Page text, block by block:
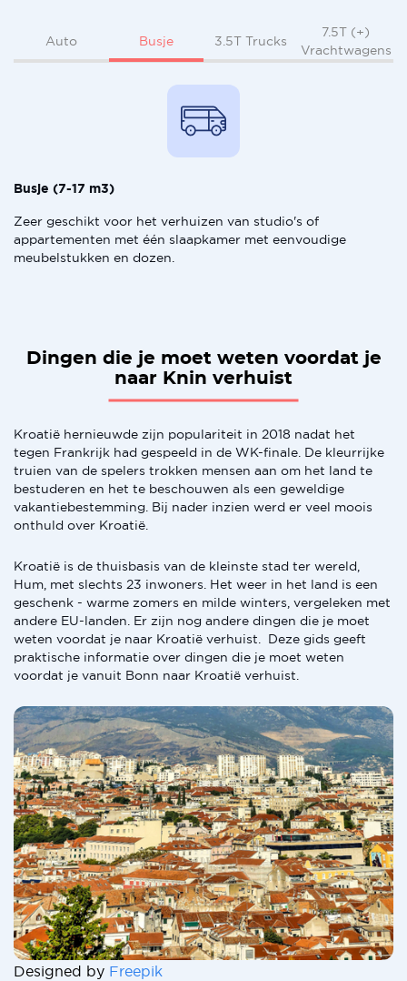
Auto Busje 3.5T Trucks
7.5T (+)
Vrachtwagens
Busje (7-17 m3)
Zeer geschikt voor het verhuizen van studio's of
appartementen met één slaapkamer met eenvoudige
meubelstukken en dozen.
Dingen die je moet weten voordat je
naar Knin verhuist
Kroatië hernieuwde zijn populariteit in 2018 nadat het
tegen Frankrijk had gespeeld in de WK-finale. De kleurrijke
truien van de spelers trokken mensen aan om het land te
bestuderen en het te beschouwen als een geweldige
vakantiebestemming. Bij nader inzien werd er veel moois
onthuld over Kroatië.
Kroatië is de thuisbasis van de kleinste stad ter wereld,
Hum, met slechts 23 inwoners. Het weer in het land is een
geschenk - warme zomers en milde winters, vergeleken met
andere EU-landen. Er zijn nog andere dingen die je moet
weten voordat je naar Kroatië verhuist. Deze gids geeft
praktische informatie over dingen die je moet weten
voordat je vanuit Bonn naar Kroatië verhuist.
Designed by Freepik